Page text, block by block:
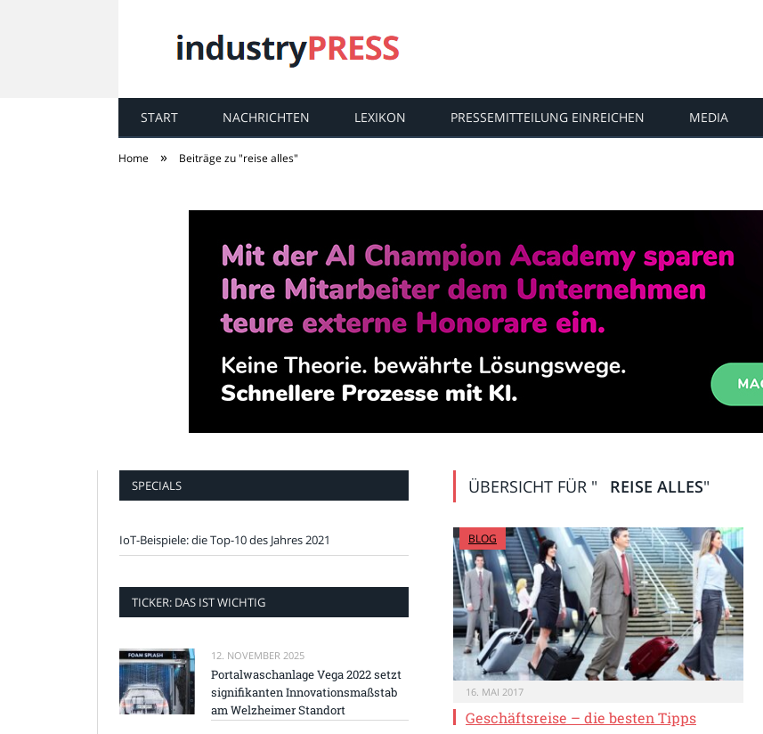
industryPRESS
START NACHRICHTEN LEXIKON PRESSEMITTEILUNG EINREICHEN MEDIA
Home » Beiträge zu "reise alles"
ÜBERSICHT FÜR " REISE ALLES"
BLOG
16. MAI 2017
Geschäftsreise – die besten Tipps
SPECIALS
IoT-Beispiele: die Top-10 des Jahres 2021
TICKER: DAS IST WICHTIG
12. NOVEMBER 2025
Portalwaschanlage Vega 2022 setzt
signifikanten Innovationsmaßstab
am Welzheimer Standort